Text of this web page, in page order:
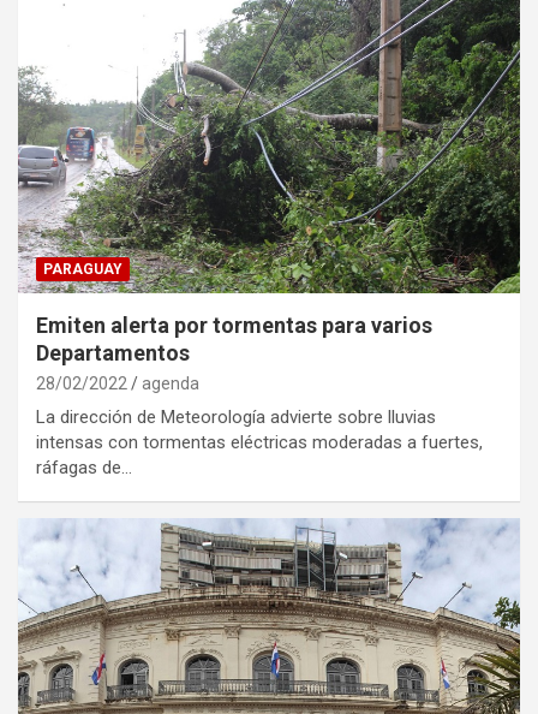
PARAGUAY
Emiten alerta por tormentas para varios
Departamentos
28/02/2022 agenda
La dirección de Meteorología advierte sobre lluvias
intensas con tormentas eléctricas moderadas a fuertes,
ráfagas de…